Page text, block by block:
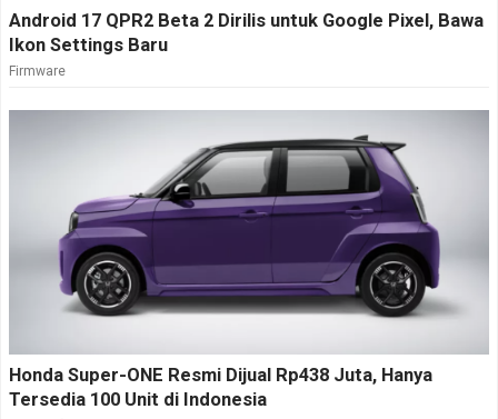
Android 17 QPR2 Beta 2 Dirilis untuk Google Pixel, Bawa
Ikon Settings Baru
Firmware
Honda Super-ONE Resmi Dijual Rp438 Juta, Hanya
Tersedia 100 Unit di Indonesia